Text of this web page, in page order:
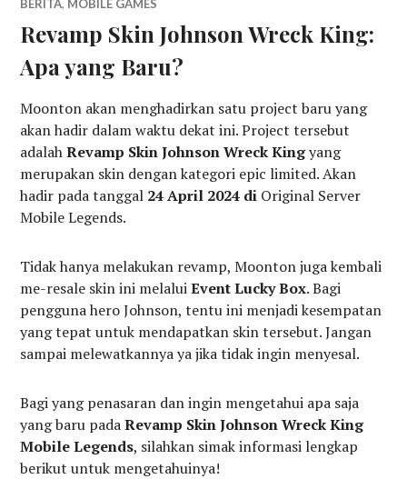
BERITA, MOBILE GAMES
Revamp Skin Johnson Wreck King:
Apa yang Baru?
Moonton akan menghadirkan satu project baru yang
akan hadir dalam waktu dekat ini. Project tersebut
adalahRevamp Skin Johnson Wreck Kingyang
merupakan skin dengan kategori epic limited. Akan
hadir pada tanggal 24 April 2024 di Original Server
Mobile Legends.
Tidak hanya melakukan revamp, Moonton juga kembali
me-resale skin ini melaluiEvent Lucky Box. Bagi
pengguna hero Johnson, tentu ini menjadi kesempatan
yang tepat untuk mendapatkan skin tersebut. Jangan
sampai melewatkannya ya jika tidak ingin menyesal.
Bagi yang penasaran dan ingin mengetahui apa saja
yang baru padaRevamp Skin Johnson Wreck King
Mobile Legends, silahkan simak informasi lengkap
berikut untuk mengetahuinya!